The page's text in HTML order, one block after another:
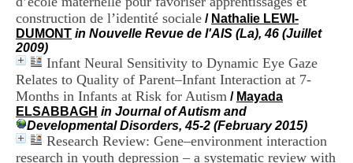
construction de l’identité sociale / Nathalie LEWI-
DUMONT in Nouvelle Revue de l'AIS (La), 46 (Juillet
2009)
Infant Neural Sensitivity to Dynamic Eye Gaze
Relates to Quality of Parent–Infant Interaction at 7-
Months in Infants at Risk for Autism / Mayada
ELSABBAGH in Journal of Autism and
Developmental Disorders, 45-2 (February 2015)
Research Review: Gene–environment interaction
research in youth depression – a systematic review with
A
R
h
n
e
A
l
p
e